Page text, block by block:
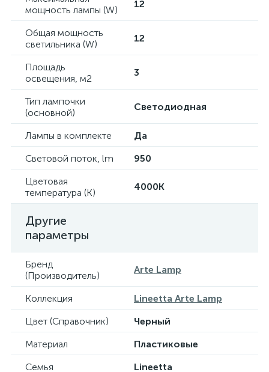
мощность лампы (W)
12
Общая мощность
светильника (W)
12
Площадь
освещения, м2
3
Тип лампочки
(основной)
Светодиодная
Лампы в комплекте
Да
Световой поток, lm
950
Цветовая
температура (К)
4000K
Другие
параметры
Бренд
(Производитель)
Arte Lamp
Коллекция
Lineetta Arte Lamp
Цвет (Справочник)
Черный
Материал
Пластиковые
Семья
Lineetta